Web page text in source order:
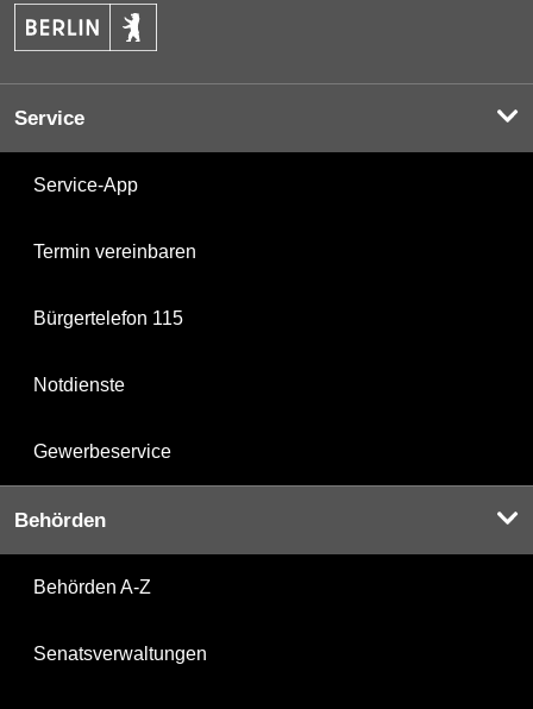
Service
Service-App
Termin vereinbaren
Bürgertelefon 115
Notdienste
Gewerbeservice
Behörden
Behörden A-Z
Senatsverwaltungen